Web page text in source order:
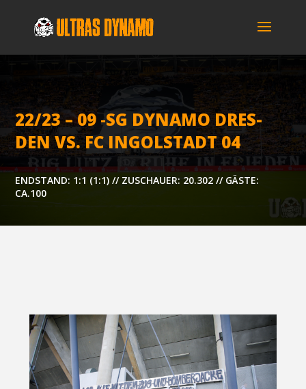
22/23 – 09 ‑SG DYNA­MO DRES­
DEN VS. FC INGOL­STADT 04
ENDSTAND: 1:1 (1:1) // ZUSCHAUER: 20.302 // GÄSTE:
CA.100